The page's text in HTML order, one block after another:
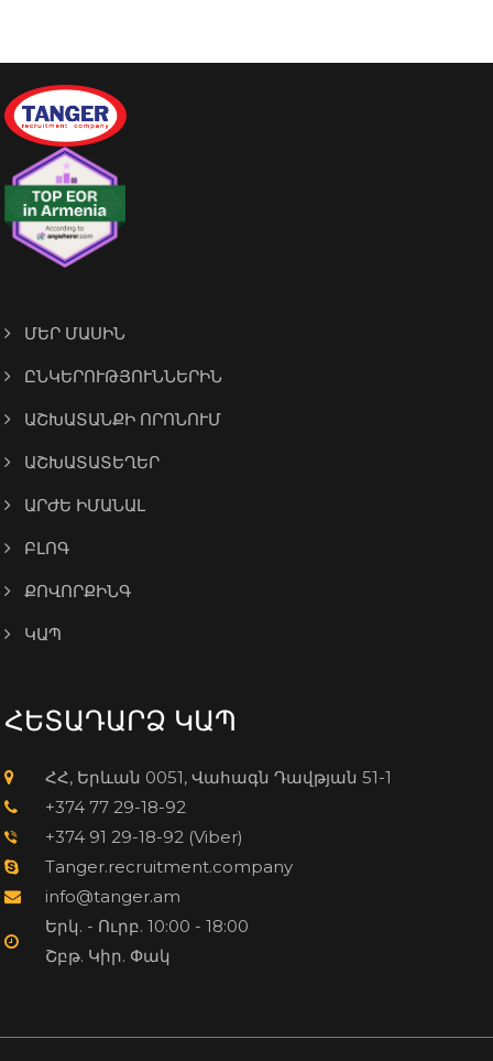
ՄԵՐ ՄԱՍԻՆ
ԸՆԿԵՐՈՒԹՅՈՒՆՆԵՐԻՆ
ԱՇԽԱՏԱՆՔԻ ՈՐՈՆՈՒՄ
ԱՇԽԱՏԱՏԵՂԵՐ
ԱՐԺԵ ԻՄԱՆԱԼ
ԲԼՈԳ
ՔՈՎՈՐՔԻՆԳ
ԿԱՊ
ՀԵՏԱԴԱՐՁ ԿԱՊ
ՀՀ, Երևան 0051, Վահագն Դավթյան 51-1
+374 77 29-18-92
+374 91 29-18-92 (Viber)
Tanger.recruitment.company
info@tanger.am
Երկ. - Ուրբ. 10:00 - 18:00
Շբթ. Կիր. Փակ